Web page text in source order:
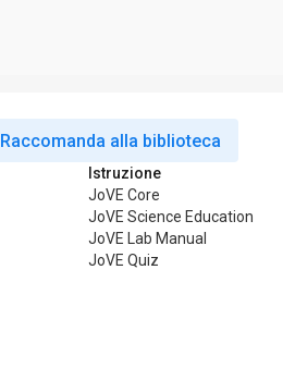
Raccomanda alla biblioteca
Istruzione
JoVE Core
JoVE Science Education
JoVE Lab Manual
JoVE Quiz